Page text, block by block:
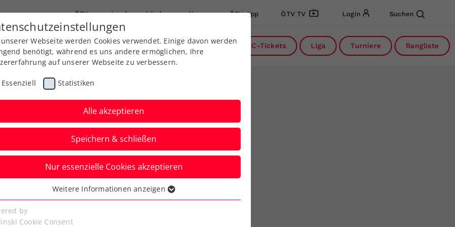
ÖTV Landesverbände News ÖTV App ÖTV TV Login Suchen
Ausbildung Services Über uns DC-Tickets Liga Turniere Rangliste
Klasse Turniere
win2day Open – Die
2025
Webseite werden Cookies verwendet. Einige davon werden
benötigt, während es uns andere ermöglichen, Ihre
auf unserer Webseite zu verbessern.
Essenziell Statistiken
Alle akzeptieren
Speichern & schließen
Nur essenzielle Cookies akzeptieren
Cookies werden für grundlegende Funktionen der
benötigt. Dadurch ist gewährleistet, dass die Webseite
Weitere Informationen anzeigen
by
Cookie Consent